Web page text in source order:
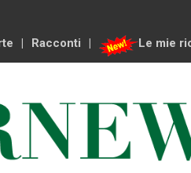
Racconti Le mie